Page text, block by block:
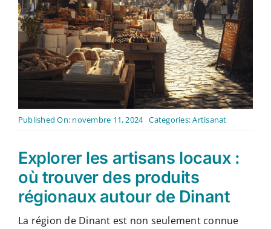
Contact
Français
Published On: novembre 11, 2024 Categories:Artisanat
Explorer les artisans locaux :
où trouver des produits
régionaux autour de Dinant
La région de Dinant est non seulement connue